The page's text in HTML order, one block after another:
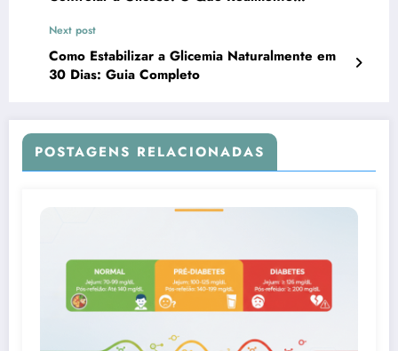
Next post
Como Estabilizar a Glicemia Naturalmente em
30 Dias: Guia Completo
POSTAGENS RELACIONADAS